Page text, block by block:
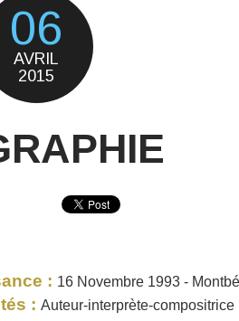
06
AVRIL
2015
: 16 Novembre 1993 -
: Auteur-interprète-compositrice